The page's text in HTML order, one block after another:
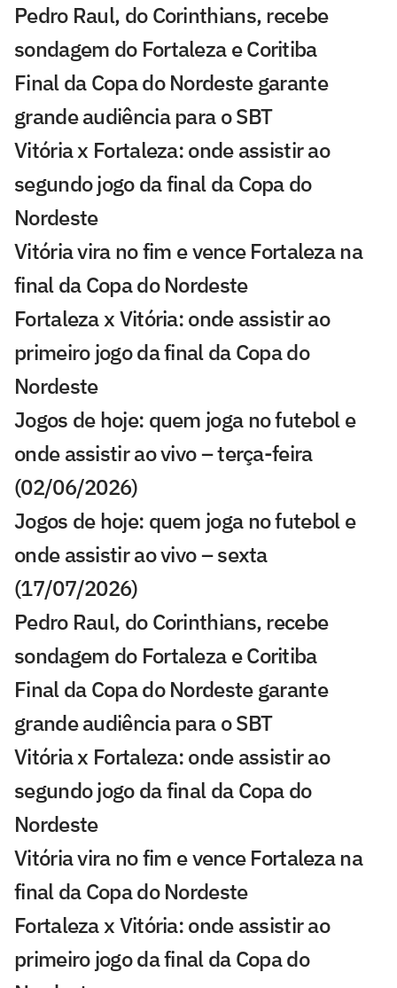
Pedro Raul, do Corinthians, recebe
sondagem do Fortaleza e Coritiba
Final da Copa do Nordeste garante
grande audiência para o SBT
Vitória x Fortaleza: onde assistir ao
segundo jogo da final da Copa do
Nordeste
Vitória vira no fim e vence Fortaleza na
final da Copa do Nordeste
Fortaleza x Vitória: onde assistir ao
primeiro jogo da final da Copa do
Nordeste
Jogos de hoje: quem joga no futebol e
onde assistir ao vivo – terça-feira
(02/06/2026)
Jogos de hoje: quem joga no futebol e
onde assistir ao vivo – sexta
(17/07/2026)
Pedro Raul, do Corinthians, recebe
sondagem do Fortaleza e Coritiba
Final da Copa do Nordeste garante
grande audiência para o SBT
Vitória x Fortaleza: onde assistir ao
segundo jogo da final da Copa do
Nordeste
Vitória vira no fim e vence Fortaleza na
final da Copa do Nordeste
Fortaleza x Vitória: onde assistir ao
primeiro jogo da final da Copa do